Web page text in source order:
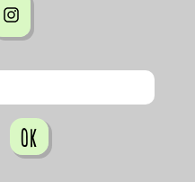
OK